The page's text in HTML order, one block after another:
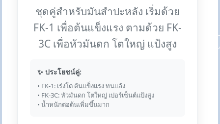
ชุดคู่สำหรับมันสำปะหลัง เริ่มด้วย
FK-1 เพื่อต้นแข็งแรง ตามด้วย FK-
3C เพื่อหัวมันดก โตใหญ่ แป้งสูง
✨ ประโยชน์คู่:
• FK-1: เร่งโต ต้นแข็งแรง ทนแล้ง
• FK-3C: หัวมันดก โตใหญ่ เปอร์เซ็นต์แป้งสูง
• น้ำหนักต่อต้นเพิ่มขึ้นมาก